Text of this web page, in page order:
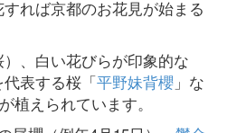
すれば京都のお花見が始まる
、白い花びらが印象的な
代表する桜「平野妹背櫻 」な
植えられています。